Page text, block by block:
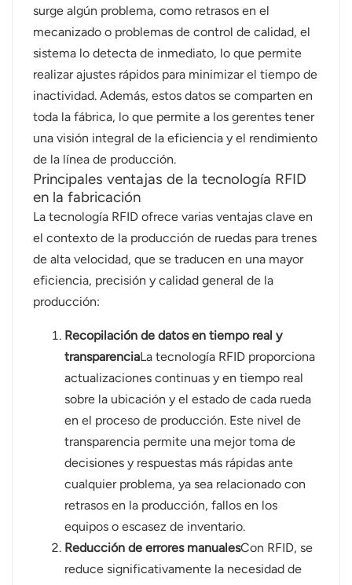
surge algún problema, como retrasos en el
mecanizado o problemas de control de calidad, el
sistema lo detecta de inmediato, lo que permite
realizar ajustes rápidos para minimizar el tiempo de
inactividad. Además, estos datos se comparten en
toda la fábrica, lo que permite a los gerentes tener
una visión integral de la eficiencia y el rendimiento
de la línea de producción.
Principales ventajas de la tecnología RFID
en la fabricación
La tecnología RFID ofrece varias ventajas clave en
el contexto de la producción de ruedas para trenes
de alta velocidad, que se traducen en una mayor
eficiencia, precisión y calidad general de la
producción:
Recopilación de datos en tiempo real y
transparenciaLa tecnología RFID proporciona
actualizaciones continuas y en tiempo real
sobre la ubicación y el estado de cada rueda
en el proceso de producción. Este nivel de
transparencia permite una mejor toma de
decisiones y respuestas más rápidas ante
cualquier problema, ya sea relacionado con
retrasos en la producción, fallos en los
equipos o escasez de inventario.
Reducción de errores manualesCon RFID, se
reduce significativamente la necesidad de